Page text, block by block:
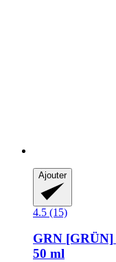
Ajouter
4.5 (15)
GRN [GRÜN]
50 ml